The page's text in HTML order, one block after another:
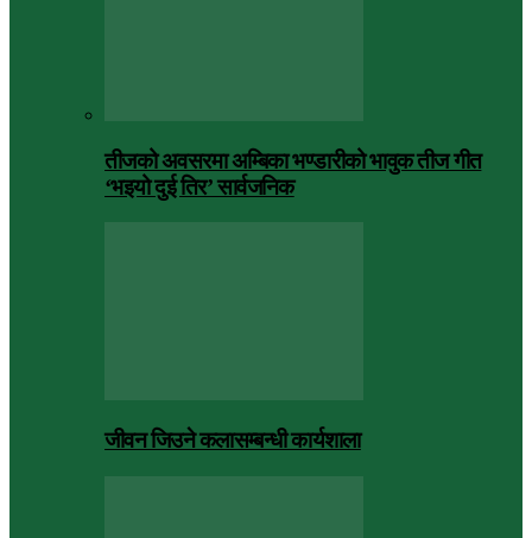
तीजको अवसरमा अम्बिका भण्डारीको भावुक तीज गीत
‘भइयो दुई तिर’ सार्वजनिक
जीवन जिउने कलासम्बन्धी कार्यशाला